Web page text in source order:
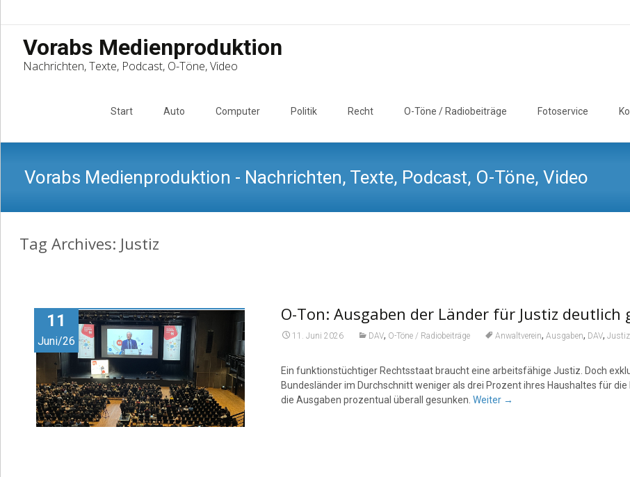
Vorabs Medienproduktion
Nachrichten, Texte, Podcast, O-Töne, Video
Start Auto Computer Politik Recht O-Töne / Radiobeiträge Fotoservice
Vorabs Medienproduktion - Nachrichten, Texte, Podcast, O-Töne, Video
Tag Archives: Justiz
11
Juni/26
O-Ton: Ausgaben der Länder für Justiz deutlich
11. Juni 2026 DAV, O-Töne / Radiobeiträge Anwaltverein, Ausgaben, DAV, Justiz
Ein funktionstüchtiger Rechtsstaat braucht eine arbeitsfähige Justiz. Doch
Bundesländer im Durchschnitt weniger als drei Prozent ihres Haushaltes für
die Ausgaben prozentual überall gesunken. Weiter →